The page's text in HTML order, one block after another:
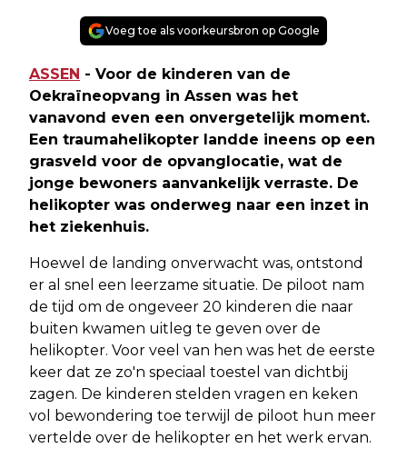
Voeg toe als voorkeursbron op Google
ASSEN - Voor de kinderen van de
Oekraïneopvang in Assen was het
vanavond even een onvergetelijk moment.
Een traumahelikopter landde ineens op een
grasveld voor de opvanglocatie, wat de
jonge bewoners aanvankelijk verraste. De
helikopter was onderweg naar een inzet in
het ziekenhuis.
Hoewel de landing onverwacht was, ontstond
er al snel een leerzame situatie. De piloot nam
de tijd om de ongeveer 20 kinderen die naar
buiten kwamen uitleg te geven over de
helikopter. Voor veel van hen was het de eerste
keer dat ze zo'n speciaal toestel van dichtbij
zagen. De kinderen stelden vragen en keken
vol bewondering toe terwijl de piloot hun meer
vertelde over de helikopter en het werk ervan.